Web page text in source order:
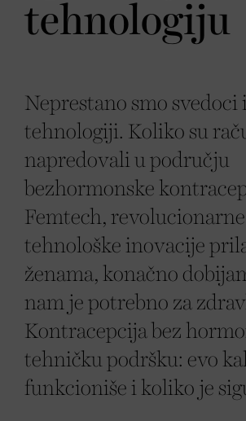
tehnologiju
Neprestano smo svedoci
tehnologiji. Koliko su
napredovali u području
bezhormonske
Femtech, revolucionarne
tehnološke inovacije
ženama, konačno
nam je potrebno za
Kontracepcija bez
tehničku podršku: evo
funkcioniše i koliko je